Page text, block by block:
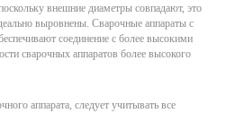
внешние диаметры совпадают, это
выровнены. Сварочные аппараты с
соединение с более высокими
сварочных аппаратов более высокого
аппарата, следует учитывать все